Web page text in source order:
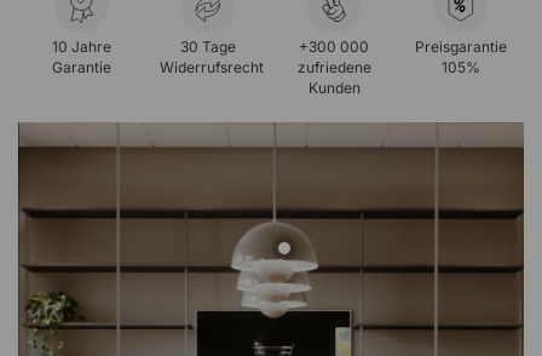
10 Jahre
Garantie
30 Tage
Widerrufsrecht
+300 000
zufriedene
Kunden
%
Preisgarantie
105%